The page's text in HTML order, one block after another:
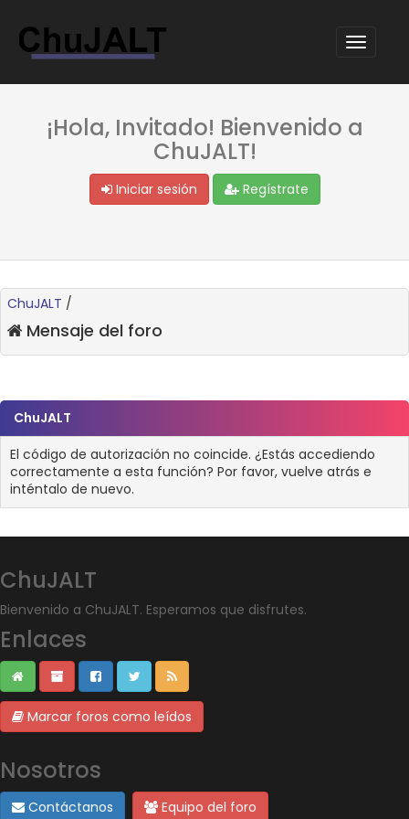
¡Hola, Invitado! Bienvenido a
ChuJALT!
Iniciar sesión Regístrate
ChuJALT /
Mensaje del foro
ChuJALT
El código de autorización no coincide. ¿Estás accediendo
correctamente a esta función? Por favor, vuelve atrás e
inténtalo de nuevo.
ChuJALT
Bienvenido a ChuJALT. Esperamos que disfrutes.
Enlaces
Marcar foros como leídos
Nosotros
Contáctanos Equipo del foro